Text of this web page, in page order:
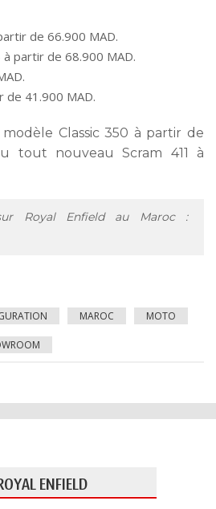
de 66.900 MAD.
partir de 68.900 MAD.
41.900 MAD.
Classic 350 à partir de
tout nouveau Scram 411 à
Royal Enfield au Maroc :
MAROC MOTO
ENFIELD